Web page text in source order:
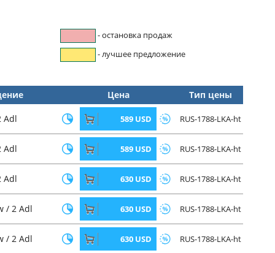
- остановка продаж
- лучшее предложение
Цена Тип цены
Adl 589 USD RUS-1788-LKA-ht
Adl 589 USD RUS-1788-LKA-ht
Adl 630 USD RUS-1788-LKA-ht
/ 2 Adl 630 USD RUS-1788-LKA-ht
/ 2 Adl 630 USD RUS-1788-LKA-ht